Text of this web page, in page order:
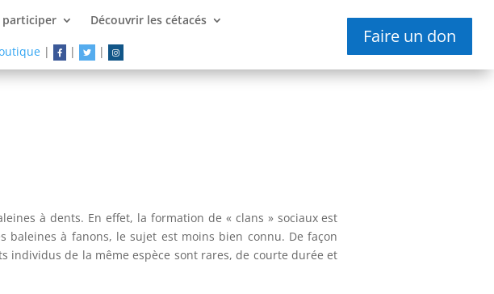
participer Découvrir les cétacés
| | |
Faire un don
à dents. En effet, la formation de « clans » sociaux est
baleines à fanons, le sujet est moins bien connu. De façon
individus de la même espèce sont rares, de courte durée et